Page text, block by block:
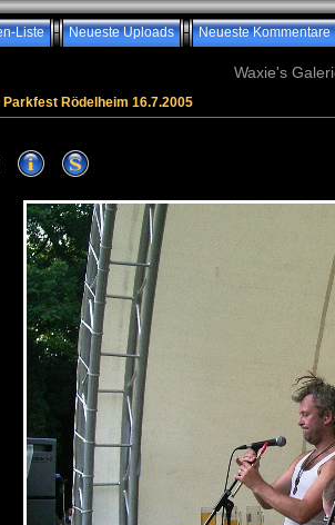
Liste Neueste Uploads Neueste Kommentare
Waxie's
Parkfest Rödelheim 16.7.2005